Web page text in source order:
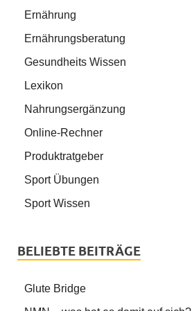
Ernährung
Ernährungsberatung
Gesundheits Wissen
Lexikon
Nahrungsergänzung
Online-Rechner
Produktratgeber
Sport Übungen
Sport Wissen
BELIEBTE BEITRÄGE
Glute Bridge